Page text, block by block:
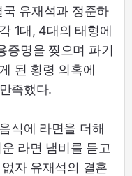
유재석과 정준하
1대, 4대의 태형에
증명을 찢으며 파기
된 횡령 의혹에
족했다.
식에 라면을 더해
라면 냄비를 듣고
자 유재석의 결혼